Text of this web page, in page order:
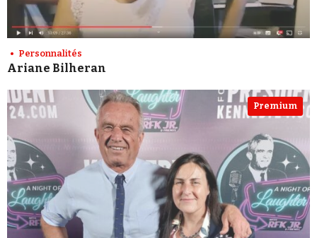
Personnalités
Ariane Bilheran
Premium